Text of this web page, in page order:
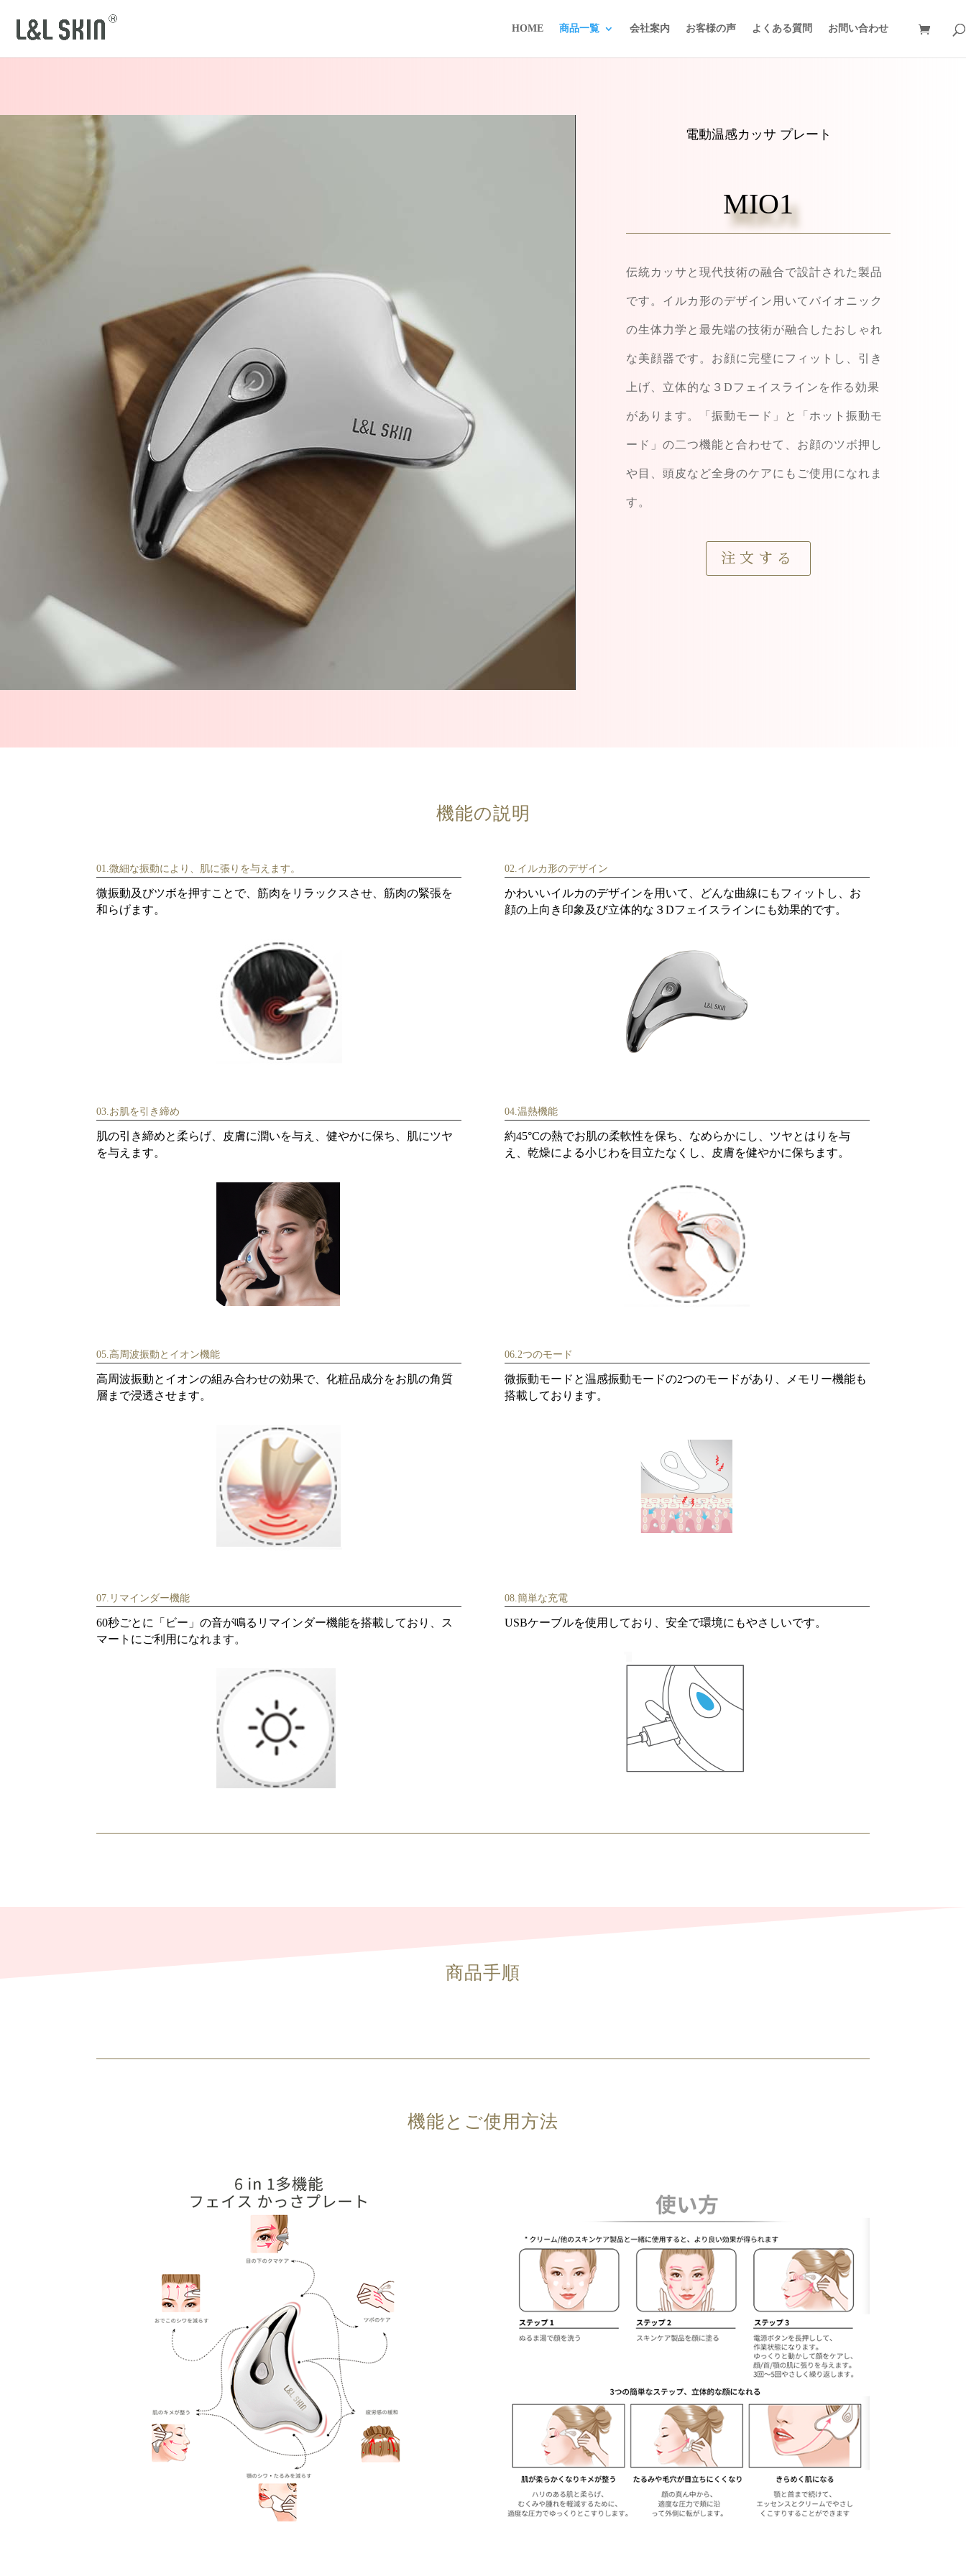
HOME 商品一覧 会社案内 お客様の声 よくある質問 お問い合わせ
電動温感カッサ プレート
MIO1
伝統カッサと現代技術の融合で設計された製品
です。イルカ形のデザイン用いてバイオニック
の生体力学と最先端の技術が融合したおしゃれ
な美顔器です。お顔に完璧にフィットし、引き
上げ、立体的な３Dフェイスラインを作る効果
があります。「振動モード」と「ホット振動モ
ード」の二つ機能と合わせて、お顔のツボ押し
や目、頭皮など全身のケアにもご使用になれま
す。
注文する
機能の説明
01.微細な振動により、肌に張りを与えます。
微振動及びツボを押すことで、筋肉をリラックスさせ、筋肉の緊張を
和らげます。
02.イルカ形のデザイン
かわいいイルカのデザインを用いて、どんな曲線にもフィットし、お
顔の上向き印象及び立体的な３Dフェイスラインにも効果的です。
03.お肌を引き締め
肌の引き締めと柔らげ、皮膚に潤いを与え、健やかに保ち、肌にツヤ
を与えます。
04.温熱機能
約45°Cの熱でお肌の柔軟性を保ち、なめらかにし、ツヤとはりを与
え、乾燥による小じわを目立たなくし、皮膚を健やかに保ちます。
05.高周波振動とイオン機能
高周波振動とイオンの組み合わせの効果で、化粧品成分をお肌の角質
層まで浸透させます。
06.2つのモード
微振動モードと温感振動モードの2つのモードがあり、メモリー機能も
搭載しております。
07.リマインダー機能
60秒ごとに「ビー」の音が鳴るリマインダー機能を搭載しており、ス
マートにご利用になれます。
08.簡単な充電
USBケーブルを使用しており、安全で環境にもやさしいです。
商品手順
機能とご使用方法